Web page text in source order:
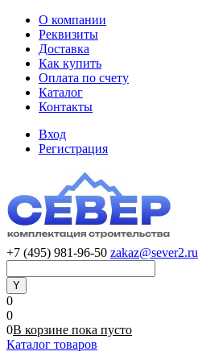
О компании
Реквизиты
Доставка
Как купить
Оплата по счету
Каталог
Контакты
Вход
Регистрация
+7 (495) 981-96-50 zakaz@sever2.ru
0
0
0В корзине пока пусто
Каталог товаров